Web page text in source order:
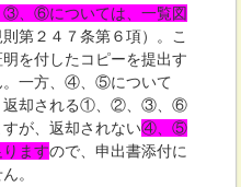
、⑥については、一覧図
第２４７条第６項）。こ
を付したコピーを提出す
。一方、④、⑤について
返却される①、②、③、⑥
が、返却されない④、⑤
りますので、申出書添付に
。